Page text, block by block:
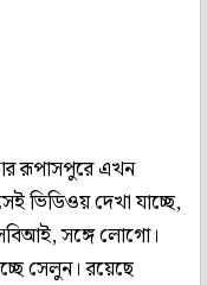
রূপাসপুরে এখন
ভিডিওয় দেখা যাচ্ছে,
সঙ্গে লোগো।
সেলুন। রয়েছে